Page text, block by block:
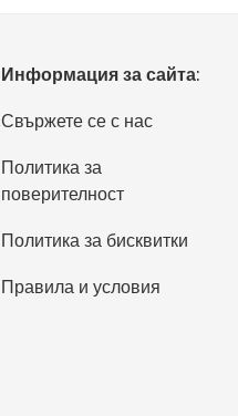
Информация за сайта:
Свържете се с нас
Политика за
поверителност
Политика за бисквитки
Правила и условия